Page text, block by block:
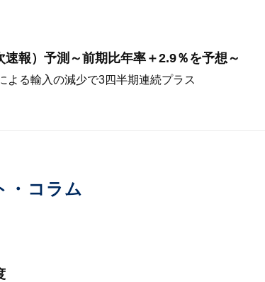
報）予測～前期比年率＋2.9％を予想～
よる輸入の減少で3四半期連続プラス
・コラム